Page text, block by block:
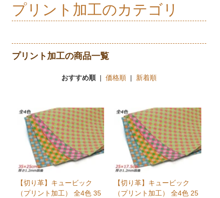
プリント加工のカテゴリ
プリント加工の商品一覧
おすすめ順| 価格順| 新着順
【切り革】キュービック
（プリント加工） 全4色 35
【切り革】キュービック
（プリント加工） 全4色 25